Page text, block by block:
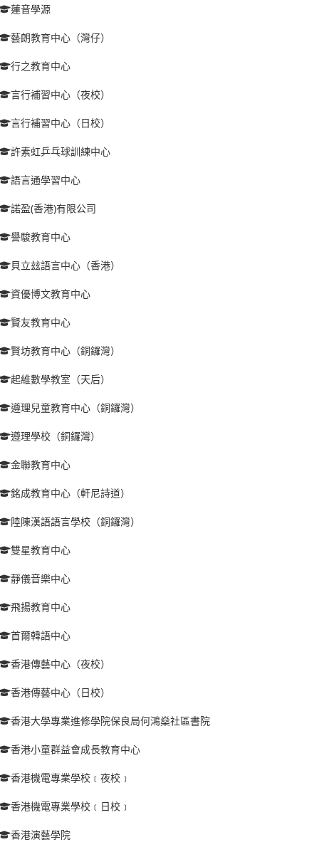
蓮音學源
藝朗教育中心（灣仔）
行之教育中心
言行補習中心（夜校）
言行補習中心（日校）
許素虹乒乓球訓練中心
語言通學習中心
諾盈(香港)有限公司
譽駿教育中心
貝立玆語言中心（香港）
資優博文教育中心
賢友教育中心
賢坊教育中心（銅鑼灣）
起維數學教室（天后）
遵理兒童教育中心（銅鑼灣）
遵理學校（銅鑼灣）
金聯教育中心
銘成教育中心（軒尼詩道）
陸陳漢語語言學校（銅鑼灣）
雙星教育中心
靜儀音樂中心
飛揚教育中心
首爾韓語中心
香港傳藝中心（夜校）
香港傳藝中心（日校）
香港大學專業進修學院保良局何鴻燊社區書院
香港小童群益會成長教育中心
香港機電專業學校﹝夜校﹞
香港機電專業學校﹝日校﹞
香港演藝學院